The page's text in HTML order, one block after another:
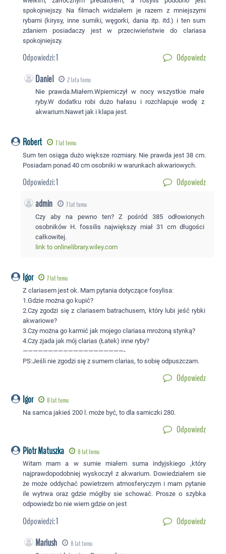
spokojniejszy. Na filmach widziałem je razem z mniejszymi
rybami (kirysy, inne sumiki, węgorki, dania itp. itd.) i ten sum
zdaniem posiadaczy jest w przeciwieństwie do clariasa
spokojniejszy.
Odpowiedzi:1 Odpowiedz
Daniel 2 lata temu
Nie prawda.Miałem.Wpierniczył w nocy wszystkie małe
ryby.W dodatku robi dużo hałasu i rozchlapuje wodę z
akwarium.Nawet jak i klapa jest.
Robert 7 lat temu
Sum ten osiąga dużo większe rozmiary. Nie prawda jest 38 cm.
Posiadam ponad 40 cm osobniki w warunkach akwariowych.
Odpowiedzi:1 Odpowiedz
admin 7 lat temu
Czy aby na pewno ten? Z pośród 385 odłowionych
osobników H. fossilis największy miał 31 cm długości
całkowitej.
link to onlinelibrary.wiley.com
Igor 7 lat temu
Z clariasem jest ok. Mam pytania dotyczące fosylisa:
1.Gdzie można go kupić?
2.Czy zgodzi się z clariasem batrachusem, który lubi jeść rybki
akwariowe?
3.Czy można go karmić jak mojego clariasa mrożoną stynką?
4.Czy zjada jak mój clarias (Łatek) inne ryby?
————————————————————-
PS:Jeśli nie zgodzi się z sumem clarias, to sobię odpuszczam.
Odpowiedz
Igor 8 lat temu
Na samca jakieś 200 l. może być, to dla samiczki 280.
Odpowiedz
Piotr Matuszka 8 lat temu
Witam mam a w sumie miałem suma indyjskiego ,który
najprawdopodobniej wyskoczył z akwarium. Dowiedziałem sie
że może oddychać powietrzem atmosferyczym i mam pytanie
ile wytrwa oraz gdzie mógłby sie schować. Prosze o szybka
odpowiedz bo nie wiem gdzie on jest
Odpowiedzi:1 Odpowiedz
Mariush 8 lat temu